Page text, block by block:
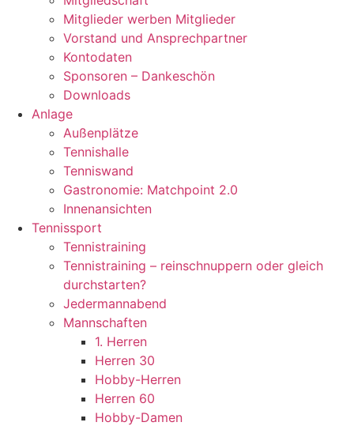
Mitglieder werben Mitglieder
Vorstand und Ansprechpartner
Kontodaten
Sponsoren – Dankeschön
Downloads
Anlage
Außenplätze
Tennishalle
Tenniswand
Gastronomie: Matchpoint 2.0
Innenansichten
Tennissport
Tennistraining
Tennistraining – reinschnuppern oder gleich
durchstarten?
Jedermannabend
Mannschaften
1. Herren
Herren 30
Hobby-Herren
Herren 60
Hobby-Damen